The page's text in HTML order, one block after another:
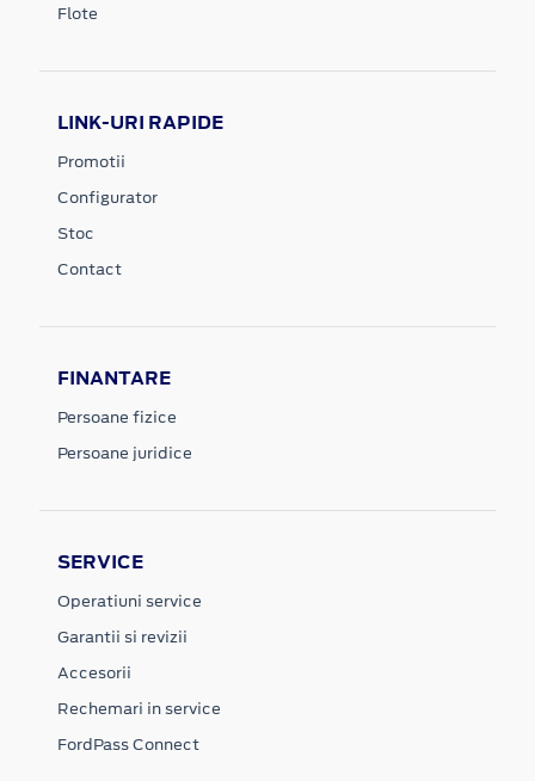
Flote
LINK-URI RAPIDE
Promotii
Configurator
Stoc
Contact
FINANTARE
Persoane fizice
Persoane juridice
SERVICE
Operatiuni service
Garantii si revizii
Accesorii
Rechemari in service
FordPass Connect